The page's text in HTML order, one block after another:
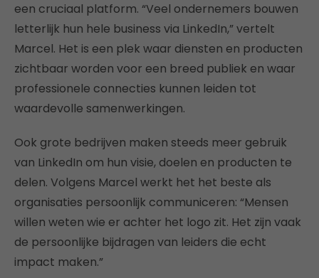
een cruciaal platform. “Veel ondernemers bouwen
letterlijk hun hele business via LinkedIn,” vertelt
Marcel. Het is een plek waar diensten en producten
zichtbaar worden voor een breed publiek en waar
professionele connecties kunnen leiden tot
waardevolle samenwerkingen.
Ook grote bedrijven maken steeds meer gebruik
van LinkedIn om hun visie, doelen en producten te
delen. Volgens Marcel werkt het het beste als
organisaties persoonlijk communiceren: “Mensen
willen weten wie er achter het logo zit. Het zijn vaak
de persoonlijke bijdragen van leiders die echt
impact maken.”